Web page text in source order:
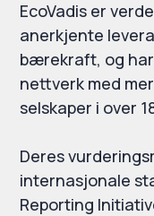
EcoVadis er
anerkjente
bærekraft, og
nettverk med
selskaper i over
Deres
internasjonale
Reporting